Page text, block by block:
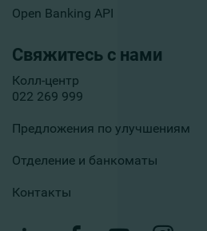
Open Banking API
Свяжитесь с нами
Колл-центр
022 269 999
Предложения по улучшениям
Отделение и банкоматы
Контакты